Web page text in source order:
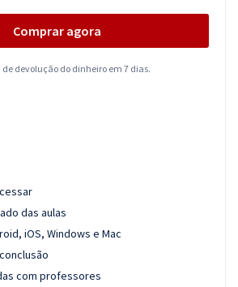
Comprar agora
devolução do dinheiro em 7 dias.
das aulas
iOS, Windows e Mac
com professores